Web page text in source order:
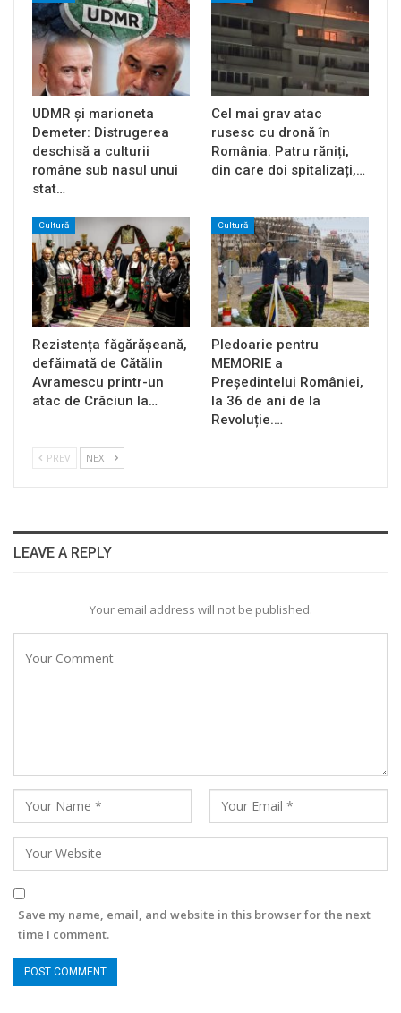
UDMR și marioneta
Demeter: Distrugerea
deschisă a culturii
române sub nasul unui
stat…
Cel mai grav atac
rusesc cu dronă în
România. Patru răniți,
din care doi spitalizați,…
Cultură
Rezistența făgărășeană,
defăimată de Cătălin
Avramescu printr-un
atac de Crăciun la…
Cultură
Pledoarie pentru
MEMORIE a
Președintelui României,
la 36 de ani de la
Revoluție.…
PREV NEXT
LEAVE A REPLY
Your email address will not be published.
Save my name, email, and website in this browser for the next
time I comment.